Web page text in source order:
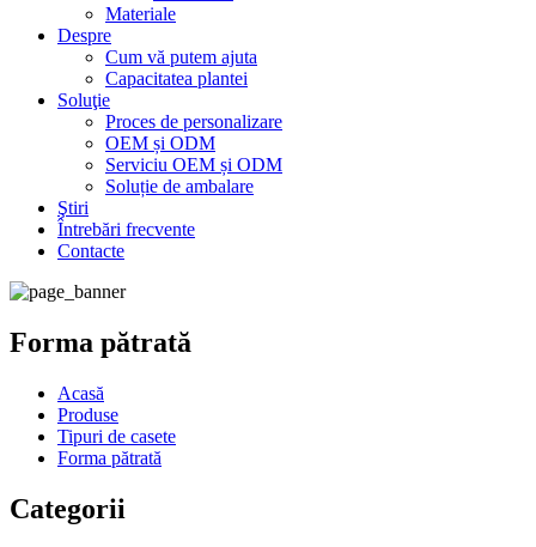
Materiale
Despre
Cum vă putem ajuta
Capacitatea plantei
Soluţie
Proces de personalizare
OEM și ODM
Serviciu OEM și ODM
Soluție de ambalare
Ştiri
Întrebări frecvente
Contacte
Forma pătrată
Acasă
Produse
Tipuri de casete
Forma pătrată
Categorii